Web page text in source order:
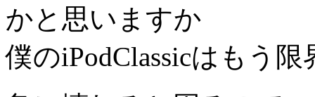
かと思いますか
僕のiPodClassicはもう